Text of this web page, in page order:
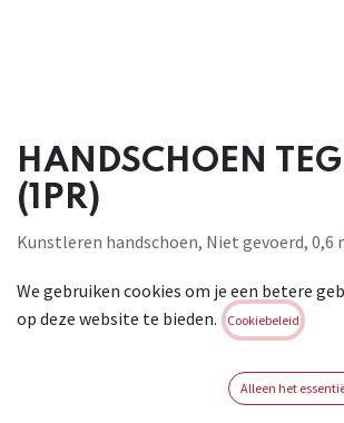
HANDSCHOEN
(1PR)
Kunstleren handschoen, Niet gevoerd, 0,6
Chroomvrij, Elastisch 180°, voor fijn
Conform : EN 388:2016, 2131X
Login of registreer
We gebruiken cookies om je een betere
op deze website te bieden.
Cookiebeleid
Alleen het